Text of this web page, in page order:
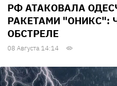
РФ АТАКОВАЛА
РАКЕТАМИ "ОНИКС":
ОБСТРЕЛЕ
08 Августа 14:14